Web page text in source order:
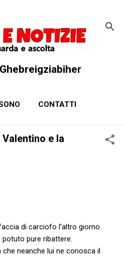
CONTATTI
e la
di carciofo l’altro giorno.
potuto pure ribattere.
neanche lui ne conosca il